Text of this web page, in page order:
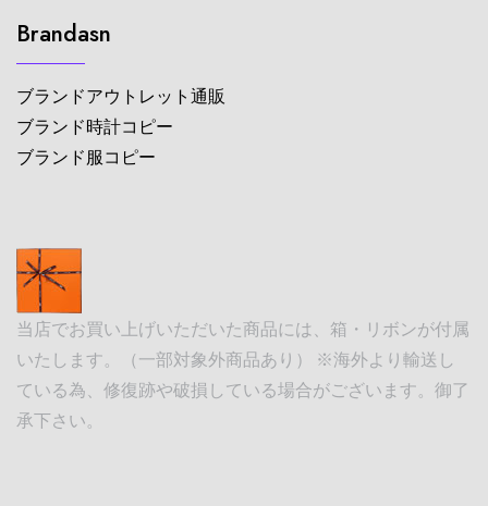
Brandasn
ブランドアウトレット通販
ブランド時計コピー
ブランド服コピー
当店でお買い上げいただいた商品には、箱・リボンが付属
いたします。（一部対象外商品あり） ※海外より輸送し
ている為、修復跡や破損している場合がございます。御了
承下さい。